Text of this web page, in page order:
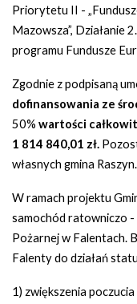
Priorytetu II -
Mazowsza”, Działanie
programu Fundusze
Zgodnie z podpisaną
dofinansowania ze
50% wartości
1 814 840,01 zł.
własnych gmina Raszyn.
W ramach projektu
samochód ratowniczo
Pożarnej w Falentach.
Falenty do działań
1) zwiększenia